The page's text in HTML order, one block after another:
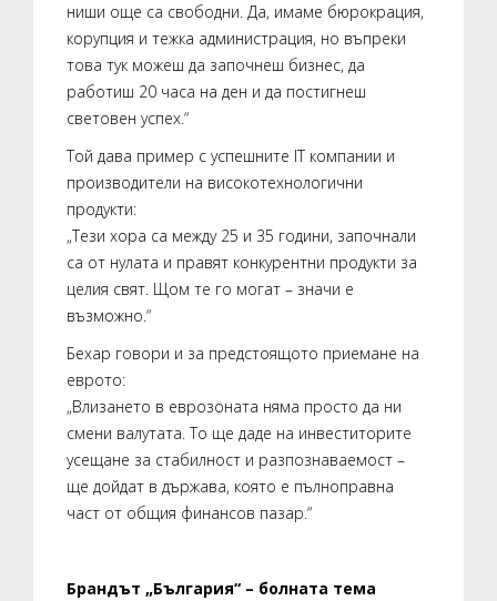
ниши още са свободни. Да, имаме бюрокрация,
корупция и тежка администрация, но въпреки
това тук можеш да започнеш бизнес, да
работиш 20 часа на ден и да постигнеш
световен успех.“
Той дава пример с успешните IT компании и
производители на високотехнологични
продукти:
„Тези хора са между 25 и 35 години, започнали
са от нулата и правят конкурентни продукти за
целия свят. Щом те го могат – значи е
възможно.“
Бехар говори и за предстоящото приемане на
еврото:
„Влизането в еврозоната няма просто да ни
смени валутата. То ще даде на инвеститорите
усещане за стабилност и разпознаваемост –
ще дойдат в държава, която е пълноправна
част от общия финансов пазар.“
Брандът „България“ – болната тема